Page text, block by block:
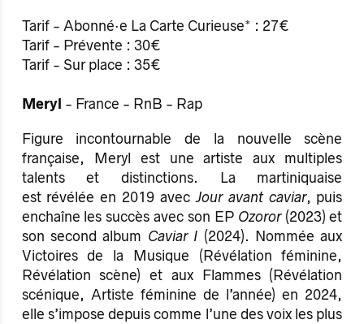
Tarif - Abonné·e La Carte Curieuse* : 27€
Tarif - Prévente : 30€
Tarif - Sur place : 35€
Meryl - France - RnB - Rap
Figure incontournable de la nouvelle scène
française, Meryl est une artiste aux multiples
talents et distinctions. La martiniquaise
est révélée en 2019 avecJour avant caviar, puis
enchaîne les succès avec son EP Ozoror(2023) et
son second album Caviar I (2024). Nommée aux
Victoires de la Musique (Révélation féminine,
Révélation scène) et aux Flammes (Révélation
scénique, Artiste féminine de l’année) en 2024,
elle s’impose depuis comme l’une des voix les plus